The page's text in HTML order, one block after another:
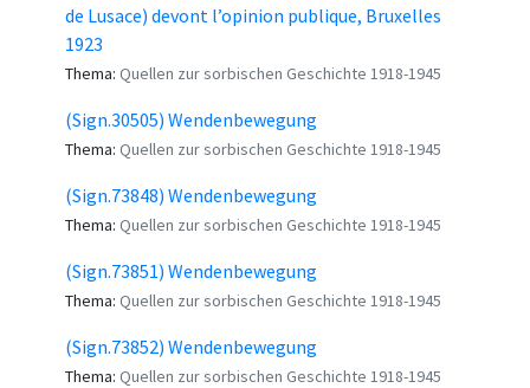
de Lusace) devont l’opinion publique, Bruxelles
1923
Thema: Quellen zur sorbischen Geschichte 1918-1945
(Sign.30505) Wendenbewegung
Thema: Quellen zur sorbischen Geschichte 1918-1945
(Sign.73848) Wendenbewegung
Thema: Quellen zur sorbischen Geschichte 1918-1945
(Sign.73851) Wendenbewegung
Thema: Quellen zur sorbischen Geschichte 1918-1945
(Sign.73852) Wendenbewegung
Thema: Quellen zur sorbischen Geschichte 1918-1945